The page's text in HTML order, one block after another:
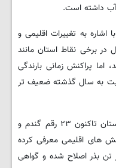
داشته است.
به تغییرات اقلیمی و
در برخی نقاط استان مانند
پراکنش زمانی بارندگی
به سال گذشته ضعیف تر
نقشبندی با بیان اینکه مرکز تحقیقات استان تاکنون ۲۳ رقم گندم و
های اقلیمی معرفی کرده
سال گذشته حدود ۳۰ هزار تن بذر اصلاح شده و گواهی